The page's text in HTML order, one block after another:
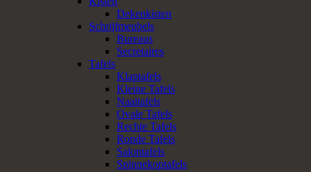
Dekenkisten
Schrijfmeubels
Bureaus
Secretaires
Tafels
Klaptafels
Kleine Tafels
Naaitafels
Ovale Tafels
Rechte Tafels
Ronde Tafels
Salontafels
Spinnekoptafels